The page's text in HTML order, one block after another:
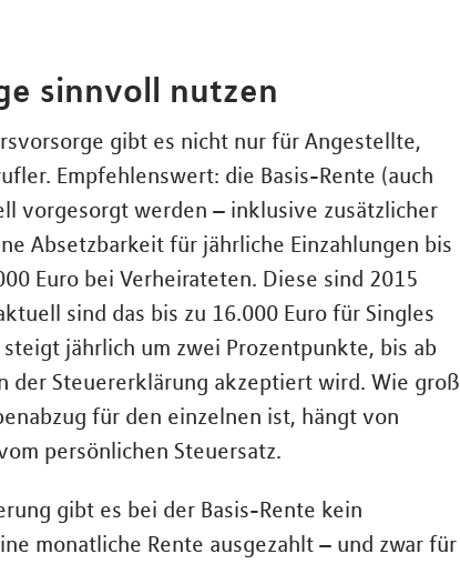
sinnvoll nutzen
gibt es nicht nur für Angestellte,
Empfehlenswert: die Basis-Rente (auch
vorgesorgt werden – inklusive zusätzlicher
Absetzbarkeit für jährliche Einzahlungen bis
Euro bei Verheirateten. Diese sind 2015
sind das bis zu 16.000 Euro für Singles
jährlich um zwei Prozentpunkte, bis ab
der Steuererklärung akzeptiert wird. Wie groß
für den einzelnen ist, hängt von
persönlichen Steuersatz.
gibt es bei der Basis-Rente kein
monatliche Rente ausgezahlt – und zwar für